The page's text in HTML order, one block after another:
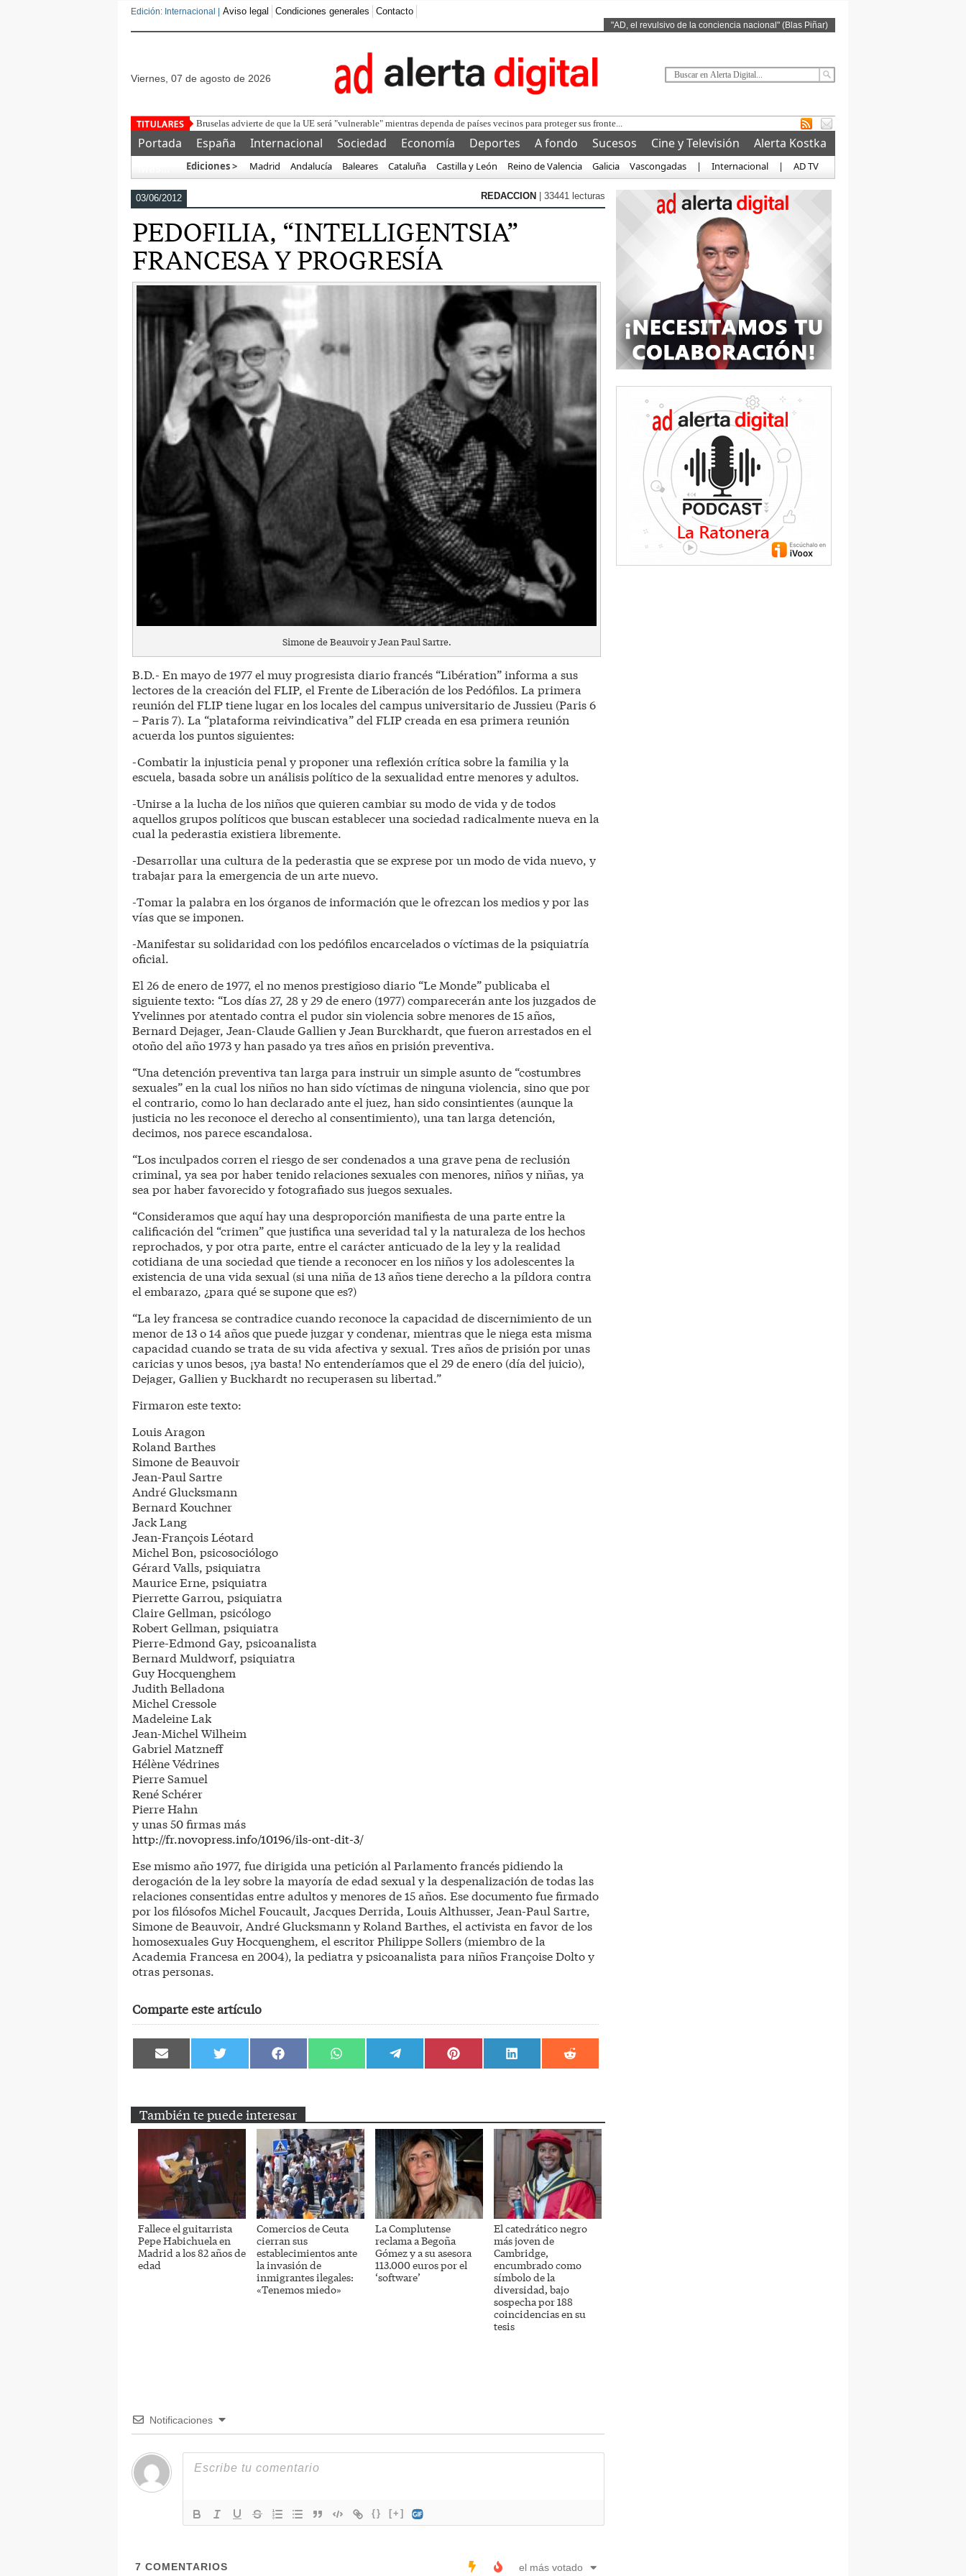
Edición: Internacional | Aviso legal Condiciones generales Contacto
"AD, el revulsivo de la conciencia nacional" (Blas Piñar)
viernes, 07 de agosto de 2026
Detenido un marroquí
Portada España Internacional Sociedad Economía Deportes A fondo Sucesos Cine y Televisión
Alerta Kostka
Ediciones > Madrid Andalucía Baleares Cataluña Castilla y León Reino de Valencia Galicia Vascongadas | Internacional | AD TV
03/06/2012 REDACCION | 33441 lecturas
PEDOFILIA, “INTELLIGENTSIA”
FRANCESA Y PROGRESÍA
Simone de Beauvoir y Jean Paul Sartre.
B.D.- En mayo de 1977 el muy progresista diario francés “Libération” informa a sus
lectores de la creación del FLIP, el Frente de Liberación de los Pedófilos. La primera
reunión del FLIP tiene lugar en los locales del campus universitario de Jussieu (Paris 6
– Paris 7). La “plataforma reivindicativa” del FLIP creada en esa primera reunión
acuerda los puntos siguientes:
-Combatir la injusticia penal y proponer una reflexión crítica sobre la familia y la
escuela, basada sobre un análisis político de la sexualidad entre menores y adultos.
-Unirse a la lucha de los niños que quieren cambiar su modo de vida y de todos
aquellos grupos políticos que buscan establecer una sociedad radicalmente nueva en la
cual la pederastia existiera libremente.
-Desarrollar una cultura de la pederastia que se exprese por un modo de vida nuevo, y
trabajar para la emergencia de un arte nuevo.
-Tomar la palabra en los órganos de información que le ofrezcan los medios y por las
vías que se imponen.
-Manifestar su solidaridad con los pedófilos encarcelados o víctimas de la psiquiatría
oficial.
El 26 de enero de 1977, el no menos prestigioso diario “Le Monde” publicaba el
siguiente texto: “Los días 27, 28 y 29 de enero (1977) comparecerán ante los juzgados de
Yvelinnes por atentado contra el pudor sin violencia sobre menores de 15 años,
Bernard Dejager, Jean-Claude Gallien y Jean Burckhardt, que fueron arrestados en el
otoño del año 1973 y han pasado ya tres años en prisión preventiva.
“Una detención preventiva tan larga para instruir un simple asunto de “costumbres
sexuales” en la cual los niños no han sido víctimas de ninguna violencia, sino que por
el contrario, como lo han declarado ante el juez, han sido consintientes (aunque la
justicia no les reconoce el derecho al consentimiento), una tan larga detención,
decimos, nos parece escandalosa.
“Los inculpados corren el riesgo de ser condenados a una grave pena de reclusión
criminal, ya sea por haber tenido relaciones sexuales con menores, niños y niñas, ya
sea por haber favorecido y fotografiado sus juegos sexuales.
“Consideramos que aquí hay una desproporción manifiesta de una parte entre la
calificación del “crimen” que justifica una severidad tal y la naturaleza de los hechos
reprochados, y por otra parte, entre el carácter anticuado de la ley y la realidad
cotidiana de una sociedad que tiende a reconocer en los niños y los adolescentes la
existencia de una vida sexual (si una niña de 13 años tiene derecho a la píldora contra
el embarazo, ¿para qué se supone que es?)
“La ley francesa se contradice cuando reconoce la capacidad de discernimiento de un
menor de 13 o 14 años que puede juzgar y condenar, mientras que le niega esta misma
capacidad cuando se trata de su vida afectiva y sexual. Tres años de prisión por unas
caricias y unos besos, ¡ya basta! No entenderíamos que el 29 de enero (día del juicio),
Dejager, Gallien y Buckhardt no recuperasen su libertad.”
Firmaron este texto:
Louis Aragon
Roland Barthes
Simone de Beauvoir
Jean-Paul Sartre
André Glucksmann
Bernard Kouchner
Jack Lang
Jean-François Léotard
Michel Bon, psicosociólogo
Gérard Valls, psiquiatra
Maurice Erne, psiquiatra
Pierrette Garrou, psiquiatra
Claire Gellman, psicólogo
Robert Gellman, psiquiatra
Pierre-Edmond Gay, psicoanalista
Bernard Muldworf, psiquiatra
Guy Hocquenghem
Judith Belladona
Michel Cressole
Madeleine Lak
Jean-Michel Wilheim
Gabriel Matzneff
Hélène Védrines
Pierre Samuel
René Schérer
Pierre Hahn
y unas 50 firmas más
http://fr.novopress.info/10196/ils-ont-dit-3/
Ese mismo año 1977, fue dirigida una petición al Parlamento francés pidiendo la
derogación de la ley sobre la mayoría de edad sexual y la despenalización de todas las
relaciones consentidas entre adultos y menores de 15 años. Ese documento fue firmado
por los filósofos Michel Foucault, Jacques Derrida, Louis Althusser, Jean-Paul Sartre,
Simone de Beauvoir, André Glucksmann y Roland Barthes, el activista en favor de los
homosexuales Guy Hocquenghem, el escritor Philippe Sollers (miembro de la
Academia Francesa en 2004), la pediatra y psicoanalista para niños Françoise Dolto y
otras personas.
Comparte este artículo
Compartir
en
Compartir
en
Compartir
en
Compartir
en
Compartir
en
Compartir
en
Compartir
en
Compartir
en
También te puede interesar
Fallece el guitarrista
Pepe Habichuela en
Madrid a los 82 años de
edad
Comercios de Ceuta
cierran sus
establecimientos ante
la invasión de
inmigrantes ilegales:
«Tenemos miedo»
La Complutense
reclama a Begoña
Gómez y a su asesora
113.000 euros por el
‘software’
El catedrático negro
más joven de
Cambridge,
encumbrado como
símbolo de la
diversidad, bajo
sospecha por 188
coincidencias en su
tesis
Notificaciones
{} [+]
7 COMENTARIOS el más votado